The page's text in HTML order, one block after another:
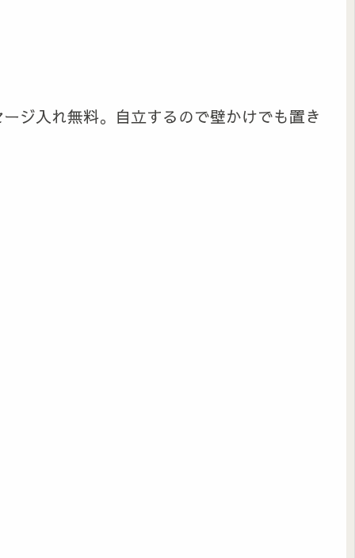
ジ入れ無料。自立するので壁かけでも置き